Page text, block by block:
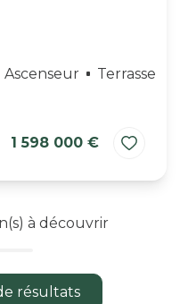
Ascenseur Terrasse
1 598 000 €
à découvrir
résultats